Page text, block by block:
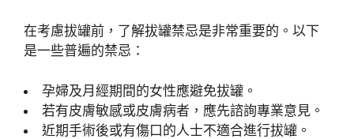
在考慮拔罐前，了解拔罐禁忌是非常重要的。以下
是一些普遍的禁忌：
孕婦及月經期間的女性應避免拔罐。
若有皮膚敏感或皮膚病者，應先諮詢專業意見。
近期手術後或有傷口的人士不適合進行拔罐。